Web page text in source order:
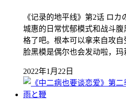
《记录的地平线》第2话 ロ
城惠的日常忧郁模式和战斗
格了吧。根本可以拿来自攻
脸黑模是偶尔也会发动啦，
2022年1月22日